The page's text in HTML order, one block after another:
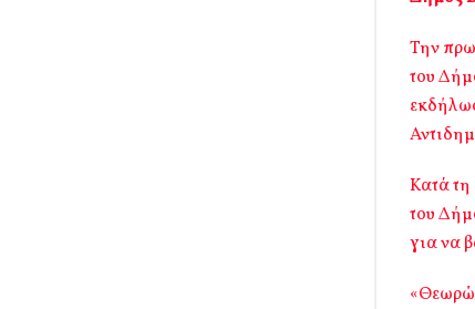
Την
του
Κατά
του
για να
«Θεωρώ